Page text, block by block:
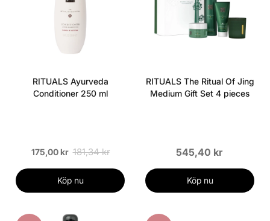
RITUALS Ayurveda
Conditioner 250 ml
175,00 kr 181,34 kr
Köp nu
RITUALS The Ritual Of Jing
Medium Gift Set 4 pieces
545,40 kr
Köp nu